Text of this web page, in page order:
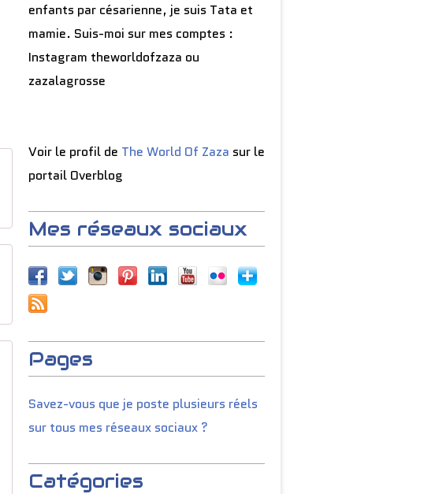
enfants par césarienne, je suis Tata et
mamie. Suis-moi sur mes comptes :
Instagram theworldofzaza ou
zazalagrosse
Voir le profil de The World Of Zaza sur le
portail Overblog
Mes réseaux sociaux
Pages
Savez-vous que je poste plusieurs réels
sur tous mes réseaux sociaux ?
Catégories